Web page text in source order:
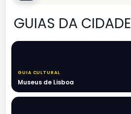
GUIAS DA CIDADE
GUIA CULTURAL
Museus de Lisboa